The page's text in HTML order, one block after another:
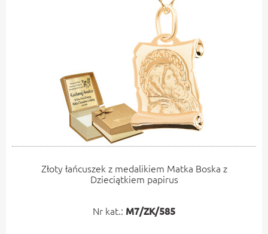
Złoty łańcuszek z medalikiem Matka Boska z
Dzieciątkiem papirus
Nr kat.: M7/ZK/585